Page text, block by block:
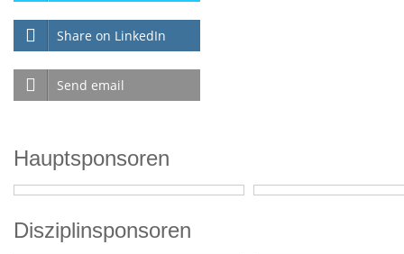
Share on LinkedIn
Send email
Hauptsponsoren
Disziplinsponsoren